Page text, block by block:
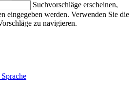
Suchvorschläge erscheinen,
eingegeben werden. Verwenden Sie die
zu navigieren.